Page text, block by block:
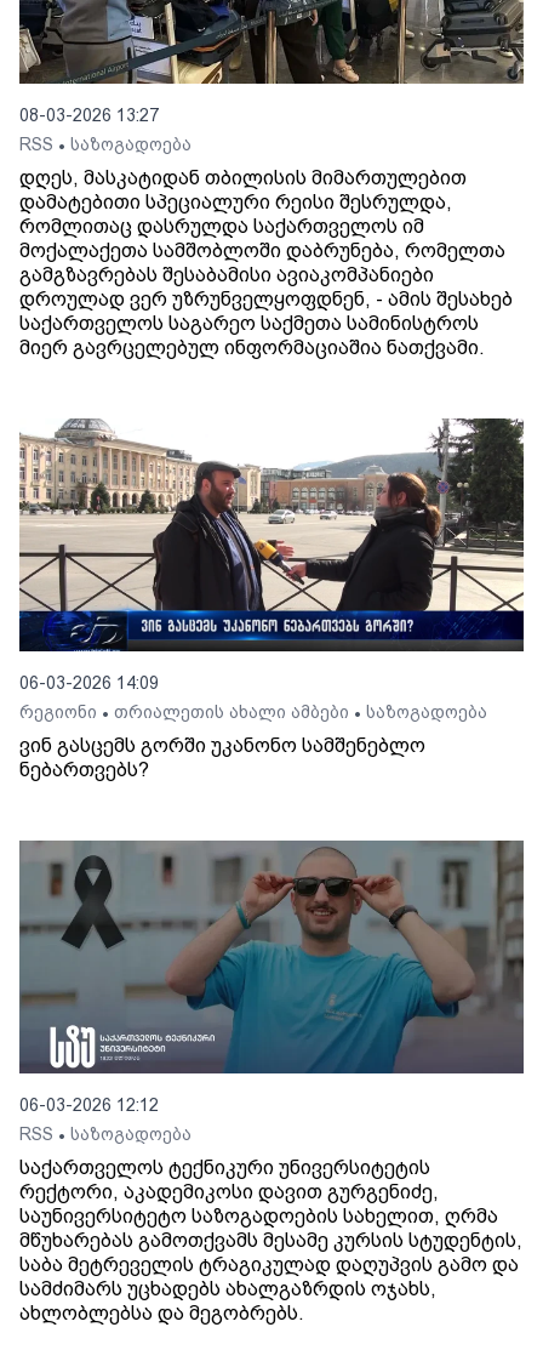
08-03-2026 13:27
RSS • საზოგადოება
დღეს, მასკატიდან თბილისის მიმართულებით
დამატებითი სპეციალური რეისი შესრულდა,
რომლითაც დასრულდა საქართველოს იმ
მოქალაქეთა სამშობლოში დაბრუნება, რომელთა
გამგზავრებას შესაბამისი ავიაკომპანიები
დროულად ვერ უზრუნველყოფდნენ, - ამის შესახებ
საქართველოს საგარეო საქმეთა სამინისტროს
მიერ გავრცელებულ ინფორმაციაშია ნათქვამი.
06-03-2026 14:09
რეგიონი • თრიალეთის ახალი ამბები • საზოგადოება
ვინ გასცემს გორში უკანონო სამშენებლო
ნებართვებს?
06-03-2026 12:12
RSS • საზოგადოება
საქართველოს ტექნიკური უნივერსიტეტის
რექტორი, აკადემიკოსი დავით გურგენიძე,
საუნივერსიტეტო საზოგადოების სახელით, ღრმა
მწუხარებას გამოთქვამს მესამე კურსის სტუდენტის,
საბა მეტრეველის ტრაგიკულად დაღუპვის გამო და
სამძიმარს უცხადებს ახალგაზრდის ოჯახს,
ახლობლებსა და მეგობრებს.